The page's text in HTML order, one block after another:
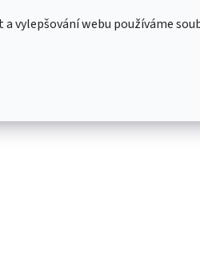
vylepšování webu používáme